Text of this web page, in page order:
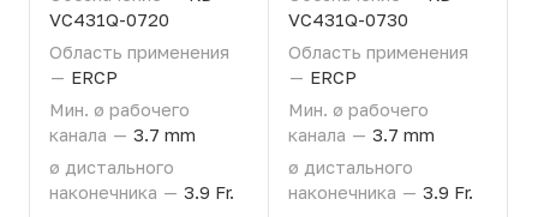
VC431Q-0720
Область применения
— ERCP
Мин. ø рабочего
канала — 3.7 mm
ø дистального
наконечника — 3.9 Fr.
VC431Q-0730
Область применения
— ERCP
Мин. ø рабочего
канала — 3.7 mm
ø дистального
наконечника — 3.9 Fr.